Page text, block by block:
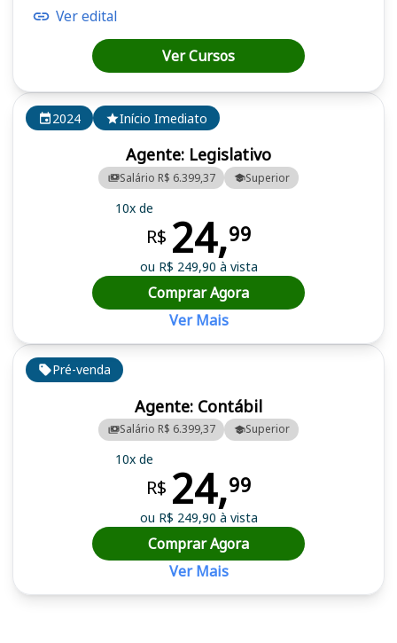
Pré-venda
Agente: Contábil
Salário R$ 6.399,37 Superior
10x de
R$ 24,99
ou R$ 249,90 à vista
Comprar Agora
Ver Mais
2024 Início Imediato
Agente: Legislativo
Salário R$ 6.399,37 Superior
10x de
R$ 24,99
ou R$ 249,90 à vista
Comprar Agora
Ver Mais
Ver edital
Ver Cursos